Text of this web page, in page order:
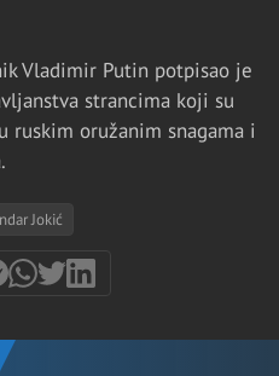
Vladimir Putin potpisao je
strancima koji su
ruskim oružanim snagama i
Jokić